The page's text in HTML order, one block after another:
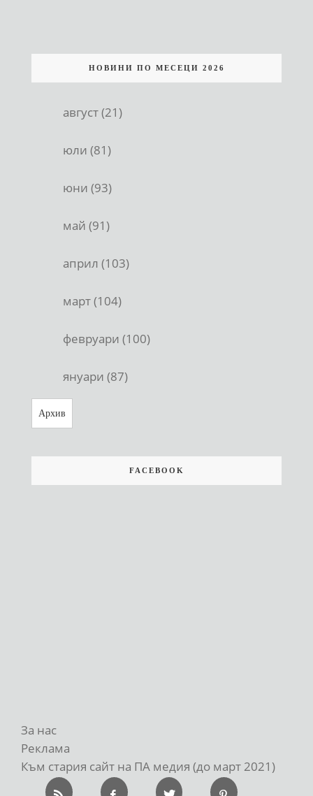
НОВИНИ ПО МЕСЕЦИ 2026
август (21)
юли (81)
юни (93)
май (91)
април (103)
март (104)
февруари (100)
януари (87)
Архив
FACEBOOK
За нас
Реклама
Към стария сайт на ПА медия (до март 2021)